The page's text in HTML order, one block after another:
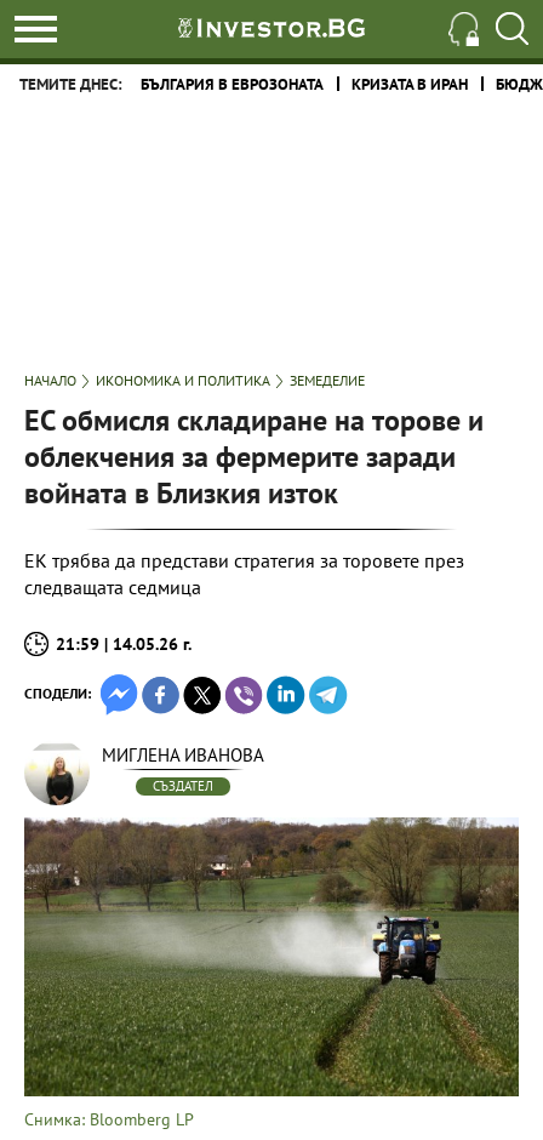
ТЕМИТЕ ДНЕС: БЪЛГАРИЯ В ЕВРОЗОНАТА КРИЗАТА В ИРАН
НАЧАЛО ИКОНОМИКА И ПОЛИТИКА ЗЕМЕДЕЛИЕ
ЕС обмисля складиране на торове и
облекчения за фермерите заради
войната в Близкия изток
ЕК трябва да представи стратегия за торовете през
следващата седмица
21:59 | 14.05.26 г.
СПОДЕЛИ:
МИГЛЕНА ИВАНОВА
СЪЗДАТЕЛ
Снимка: Bloomberg LP